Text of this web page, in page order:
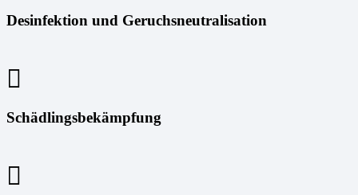
Desinfektion und Geruchsneutralisation
Schädlingsbekämpfung